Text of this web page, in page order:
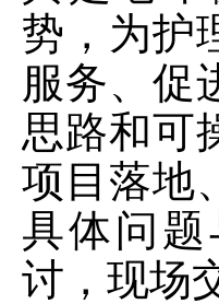
势，为护
服务、促
思路和可
项目落地
具体问
讨，现场